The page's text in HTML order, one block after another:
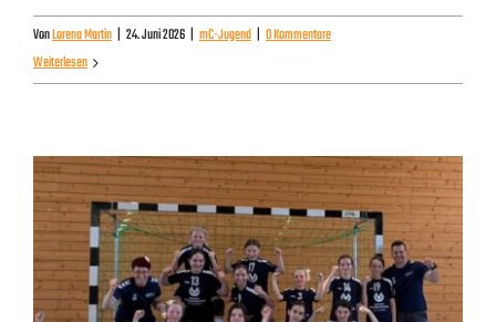
VonLorena Martin | 24. Juni 2026 | mC-Jugend | 0 Kommentare
Weiterlesen